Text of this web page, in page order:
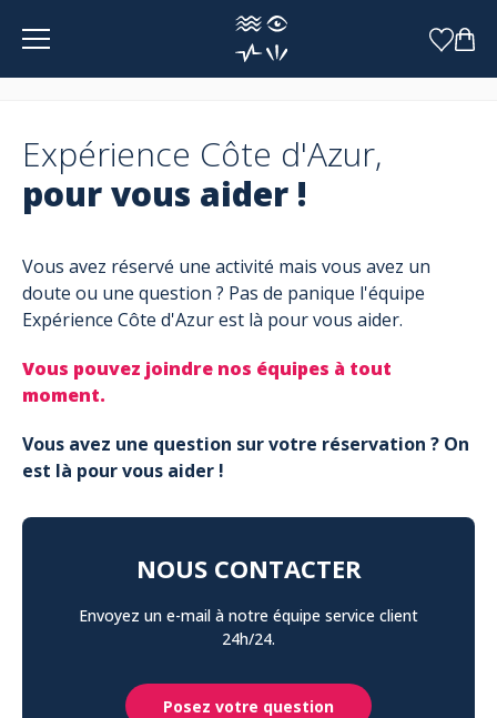
Panneau de gestion des cookies
Expérience Côte d'Azur,
pour vous aider !
Vous avez réservé une activité mais vous avez un
doute ou une question ? Pas de panique l'équipe
Expérience Côte d'Azur est là pour vous aider.
Vous pouvez joindre nos équipes à tout
moment.
Vous avez une question sur votre réservation ? On
est là pour vous aider !
NOUS CONTACTER
Envoyez un e-mail à notre équipe service client
24h/24.
Posez votre question